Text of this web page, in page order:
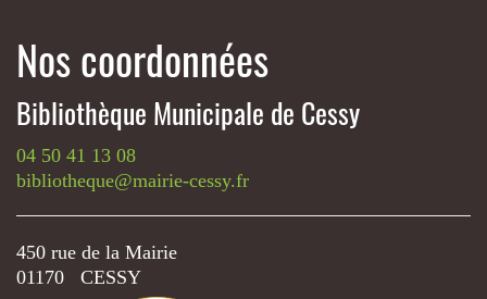
Romans historiques, policiers ou de science-fiction, ils
ouvrent sur des univers que vous n’auriez peut-être pas
part belle à l’imprévu.
Nos coordonnées
Bibliothèque Municipale de Cessy
04 50 41 13 08
bibliotheque@mairie-cessy.fr
450 rue de la Mairie
01170 CESSY